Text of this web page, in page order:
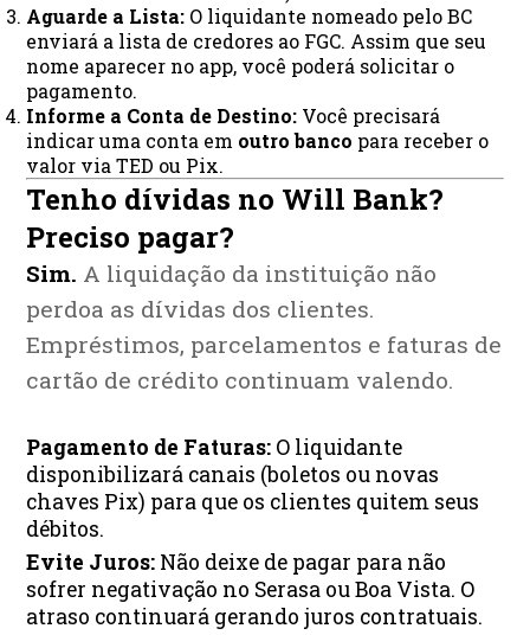
Aguarde a Lista: O liquidante nomeado pelo BC
enviará a lista de credores ao FGC. Assim que seu
nome aparecer no app, você poderá solicitar o
pagamento.
Informe a Conta de Destino: Você precisará
indicar uma conta em outro banco para receber o
valor via TED ou Pix.
Tenho dívidas no Will Bank?
Preciso pagar?
Sim. A liquidação da instituição não
perdoa as dívidas dos clientes.
Empréstimos, parcelamentos e faturas de
cartão de crédito continuam valendo.
Pagamento de Faturas: O liquidante
disponibilizará canais (boletos ou novas
chaves Pix) para que os clientes quitem seus
débitos.
Evite Juros: Não deixe de pagar para não
sofrer negativação no Serasa ou Boa Vista. O
atraso continuará gerando juros contratuais.